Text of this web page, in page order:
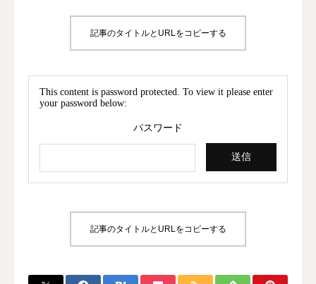
記事のタイトルとURLをコピーする
This content is password protected. To view it please enter
your password below:
パスワード
記事のタイトルとURLをコピーする